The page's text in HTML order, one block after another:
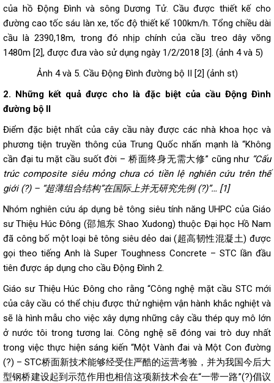
của hồ Động Đình và sông Dương Tử. Cầu được thiết kế cho
đường cao tốc sáu làn xe, tốc độ thiết kế 100km/h. Tổng chiều dài
cầu là 2390,18m, trong đó nhịp chính của cầu treo dây võng
1480m [2], được đưa vào sử dụng ngày 1/2/2018 [3]. (ảnh 4 và 5)
Ảnh 4 và 5. Cầu Động Đình đường bộ II [2] (ảnh st)
2. Những kết quả được cho là đặc biệt của cầu Động Đình
đường bộ II
Điểm đặc biệt nhất của cây cầu này được các nhà khoa học và
phương tiện truyền thông của Trung Quốc nhấn mạnh là “Không
cần đại tu mặt cầu suốt đời – 桥面终身无需大修” cũng như “Cấu
trúc composite siêu mỏng chưa có tiền lệ nghiên cứu trên thế
giới (?) – “超薄组合结构”在国际上并无研究先例 (?)”… [1]
Nhóm nghiên cứu áp dụng bê tông siêu tính năng UHPC của Giáo
sư Thiệu Húc Đông (邵旭东 Shao Xudong) thuộc Đại học Hồ Nam
đã công bố một loại bê tông siêu dẻo dai (超高韧性混凝土) được
gọi theo tiếng Anh là Super Toughness Concrete – STC lần đầu
tiên được áp dụng cho cầu Động Đình 2.
Giáo sư Thiệu Húc Đông cho rằng “Công nghệ mặt cầu STC mới
của cây cầu có thể chịu được thử nghiệm vận hành khắc nghiệt và
sẽ là hình mẫu cho việc xây dựng những cây cầu thép quy mô lớn
ở nước tôi trong tương lai. Công nghệ sẽ đóng vai trò duy nhất
trong việc thực hiện sáng kiến “Một Vành đai và Một Con đường
(?) – STC桥面新技术能够经受住严酷的运营考验，并为我国今后大
型钢桥建设起到示范作用也相信这项新技术会在“一带一路”(?)倡议